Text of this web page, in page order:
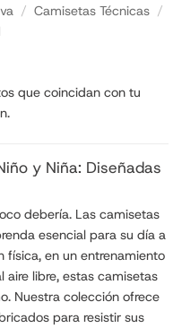
/ Camisetas Técnicas /
que coincidan con tu
y Niña: Diseñadas
debería. Las camisetas
esencial para su día a
física, en un entrenamiento
libre, estas camisetas
Nuestra colección ofrece
para resistir sus